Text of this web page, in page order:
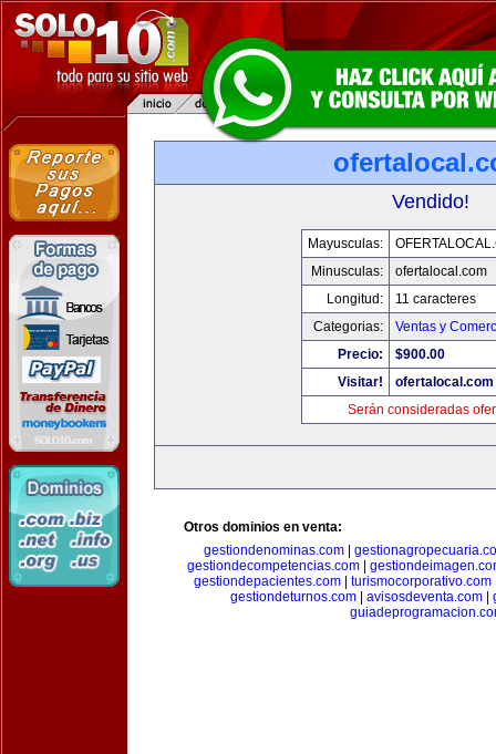
Vendido!
Mayusculas:
Minusculas:
ofertalocal.com
Longitud:
11 caracteres
Categorias:
Ventas y
Precio:
$900.00
Visitar!
ofertalocal.com
Serán consideradas
Otros dominios en venta:
gestiondenominas.com|
gestiondecompetencias.com|
gestiondepacientes.com| turismocorporativo.com
gestiondeturnos.com| avisosdeventa.com|